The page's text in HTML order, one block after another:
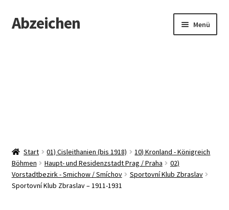
Zur
Navigation
Zum
Inhalt
Abzeichen Menü
Start 01) Cisleithanien (bis 1918)
10) Kronland - Königreich
Böhmen
Haupt- und Residenzstadt Prag / Praha
02)
Vorstadtbezirk - Smichow / Smíchov
Sportovní Klub Zbraslav
Sportovní Klub Zbraslav – 1911-1931